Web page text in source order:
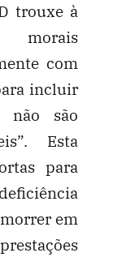
trouxe à
morais
com
incluir
não são
Esta
para
em